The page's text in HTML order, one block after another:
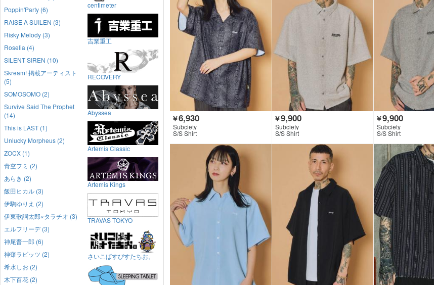
￥6,930
Subciety
S/S Shirt
￥9,900
Subciety
S/S Shirt
￥9,900
Subciety
S/S Shirt
Poppin'Party (6)
RAISE A SUILEN (3)
Risky Melody (3)
Roselia (4)
SILENT SIREN (10)
Skream! 掲載アーティスト
(5)
SOMOSOMO (2)
Survive Said The Prophet
(14)
This is LAST (1)
Unlucky Morpheus (2)
ZOCX (1)
青空フミ (2)
あらき (2)
飯田ヒカル (3)
伊駒ゆりえ (2)
伊東歌詞太郎×タラチオ (3)
エルフリーデ (3)
神尾晋一郎 (6)
神薙ラビッツ (2)
希水しお (2)
木下百花 (2)
centimeter
吉業重工
RECOVERY
Abyssea
Artemis Classic
Artemis Kings
TRAVAS TOKYO
さいこぱすぴすたちお。